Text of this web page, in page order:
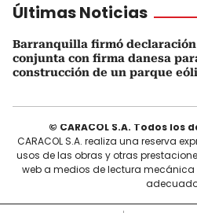
Últimas Noticias
Barranquilla firmó declaración
conjunta con firma danesa
construcción de un parque
© CARACOL S.A. Todos los
CARACOL S.A. realiza una reserva
usos de las obras y otras
web a medios de lectura mecánica